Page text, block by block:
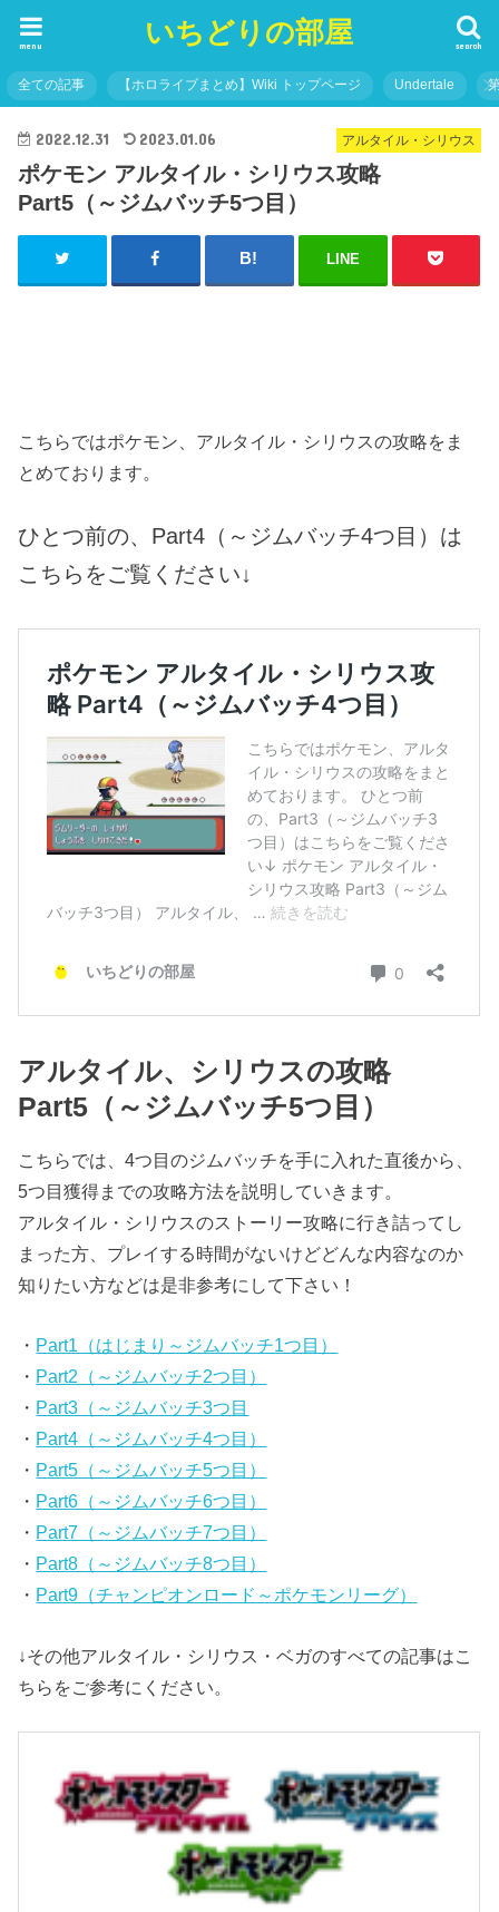
いちどりの部屋 search
menu
全ての記事 【ホロライブまとめ】Wiki トップページ Undertale
アルタイル・シリウス
2022.12.31 2023.01.06
ポケモン アルタイル・シリウス攻略
Part5（～ジムバッチ5つ目）
LINE
こちらではポケモン、アルタイル・シリウスの攻略をま
とめております。
ひとつ前の、Part4（～ジムバッチ4つ目）は
こちらをご覧ください↓
アルタイル、シリウスの攻略
Part5（～ジムバッチ5つ目）
こちらでは、4つ目のジムバッチを手に入れた直後から、
5つ目獲得までの攻略方法を説明していきます。
アルタイル・シリウスのストーリー攻略に行き詰ってし
まった方、プレイする時間がないけどどんな内容なのか
知りたい方などは是非参考にして下さい！
・ Part1（はじまり～ジムバッチ1つ目）
・ Part2（～ジムバッチ2つ目）
・ Part3（～ジムバッチ3つ目
・ Part4（～ジムバッチ4つ目）
・ Part5（～ジムバッチ5つ目）
・ Part6（～ジムバッチ6つ目）
・ Part7（～ジムバッチ7つ目）
・ Part8（～ジムバッチ8つ目）
・ Part9（チャンピオンロード～ポケモンリーグ）
↓その他アルタイル・シリウス・ベガのすべての記事はこ
ちらをご参考にください。